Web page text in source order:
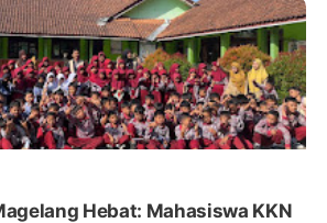
Hebat: Mahasiswa KKN